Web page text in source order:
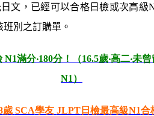
文，已經可以合格日檢或次高級
別之訂購單。
N1滿分‧180分！（16.5歲‧高二‧未曾
N1 ）
歲 SCA學友 JLPT日檢最高級N1合